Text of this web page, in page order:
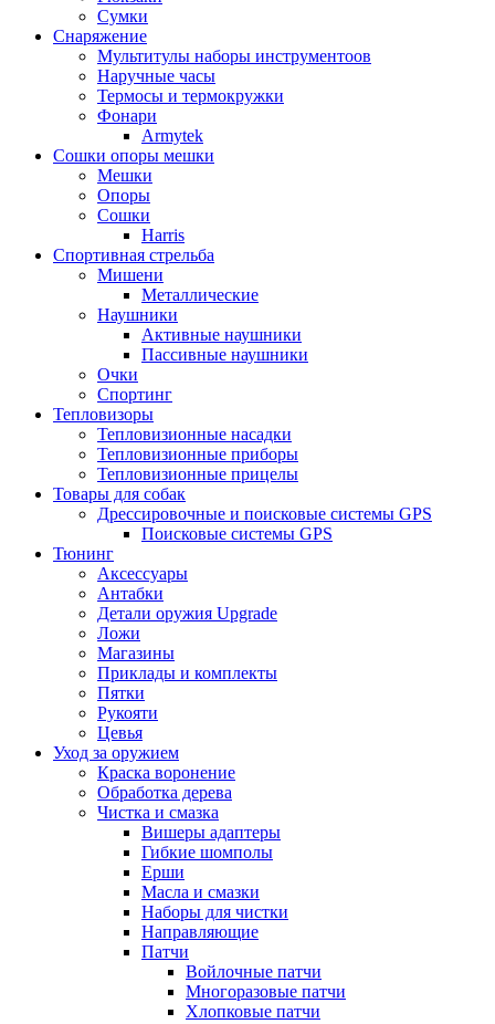
Сумки
Снаряжение
Мультитулы наборы инструментоов
Наручные часы
Термосы и термокружки
Фонари
Armytek
Сошки опоры мешки
Мешки
Опоры
Сошки
Harris
Спортивная стрельба
Мишени
Металлические
Наушники
Активные наушники
Пассивные наушники
Очки
Спортинг
Тепловизоры
Тепловизионные насадки
Тепловизионные приборы
Тепловизионные прицелы
Товары для собак
Дрессировочные и поисковые системы GPS
Поисковые системы GPS
Тюнинг
Аксессуары
Антабки
Детали оружия Upgrade
Ложи
Магазины
Приклады и комплекты
Пятки
Рукояти
Цевья
Уход за оружием
Краска воронение
Обработка дерева
Чистка и смазка
Вишеры адаптеры
Гибкие шомполы
Ерши
Масла и смазки
Наборы для чистки
Направляющие
Патчи
Войлочные патчи
Многоразовые патчи
Хлопковые патчи